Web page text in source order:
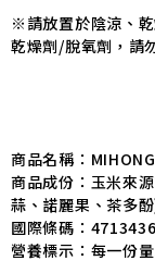
※請放置於陰涼、
乾燥劑/脫氧劑，請
商品名稱：
商品成份：玉米來
蒜、諾麗果、茶多
國際條碼：
營養標示：每一份